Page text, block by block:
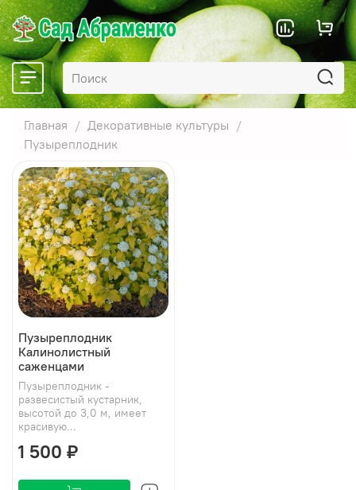
Главная
Декоративные культуры
Пузыреплодник
Пузыреплодник
Калинолистный
саженцами
Пузыреплодник -
развесистый кустарник,
высотой до 3,0 м, имеет
красивую...
1 500 ₽